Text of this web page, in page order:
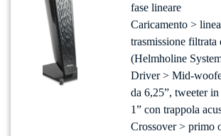
fase lineare
Caricamento >
trasmissione filtrata
(Helmholine
Driver > Mid-
da 6,25”, tweeter in
1” con trappola
Crossover > primo